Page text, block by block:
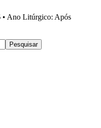
• Ano Litúrgico: Após